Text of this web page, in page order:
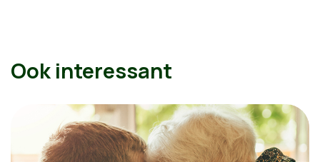
Ook interessant